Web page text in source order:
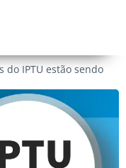
do IPTU estão sendo